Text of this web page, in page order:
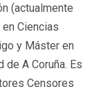
(actualmente
Ciencias
y Máster en
de A Coruña. Es
Censores